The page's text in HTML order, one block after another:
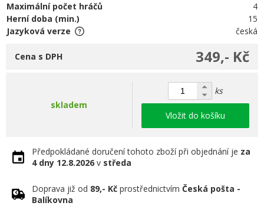
Maximální počet hráčů
4
Herní doba (min.)
15
Jazyková verze
česká
349,- Kč
Cena s DPH
skladem
ks
Vložit do košíku
Předpokládané doručení tohoto zboží při objednání je za
4 dny 12.8.2026 v středa
Doprava již od 89,- Kč prostřednictvím Česká pošta -
Balíkovna